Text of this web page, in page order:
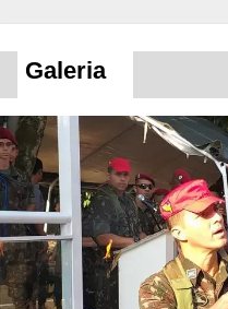
Galeria